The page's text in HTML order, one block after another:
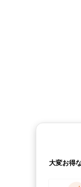
大変お得